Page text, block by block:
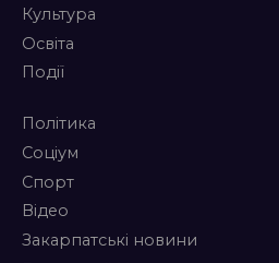
Культура
Освіта
Події
Політика
Соціум
Спорт
Відео
Закарпатські новини